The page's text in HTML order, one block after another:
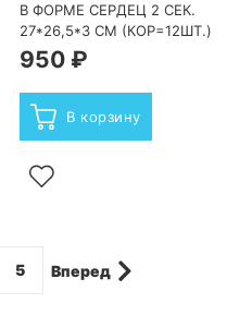
В ФОРМЕ СЕРДЕЦ 2 СЕК.
27*26,5*3 СМ (КОР=12ШТ.)
950 ₽
В корзину
5 Вперед